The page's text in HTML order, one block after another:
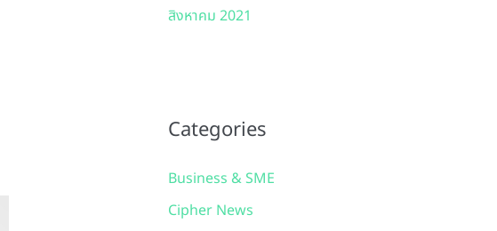
สิงหาคม 2021
Categories
Business & SME
Cipher News